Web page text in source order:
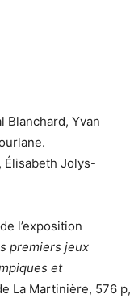
Blanchard, Yvan
Élisabeth Jolys-
l’exposition
premiers jeux
et
La Martinière, 576 p,